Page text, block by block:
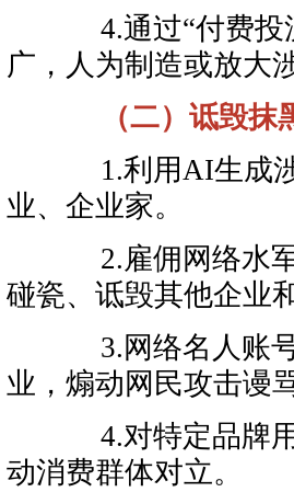
4.通过“付费投
广，人为制造或放大
（二）诋毁抹
1.利用AI生成涉
业、企业家。
2.雇佣网络水军
碰瓷、诋毁其他企业
3.网络名人账号
业，煽动网民攻击谩
4.对特定品牌用
动消费群体对立。